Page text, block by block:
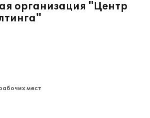
организация "Центр
мест